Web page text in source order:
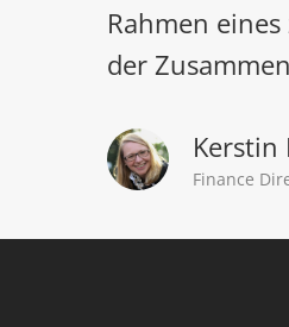
Rahmen
der
Kerstin
Finance